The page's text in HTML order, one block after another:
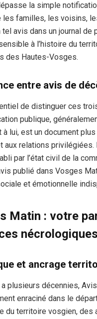
la simple
les familles, les voisins,
tel avis dans un journal
à l’histoire du
des Hautes-Vosges.
entre avis de
de distinguer ces
publique,
à lui, est un document
aux relations privilégiées.
par l’état civil de la
publié dans Vosges
et émotionnelle
Matin : votre
nécrologiques
et ancrage
a plusieurs décennies,
enraciné dans le
du territoire vosgien,